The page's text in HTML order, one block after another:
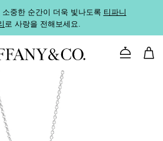
중한 순간이 더욱 빛나도록 티파니
로 사랑을 전해보세요.
문의하기